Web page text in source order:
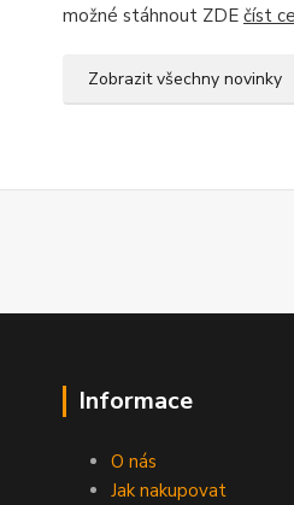
možné stáhnout ZDE číst
Zobrazit všechny novinky
Informace
O nás
Jak nakupovat